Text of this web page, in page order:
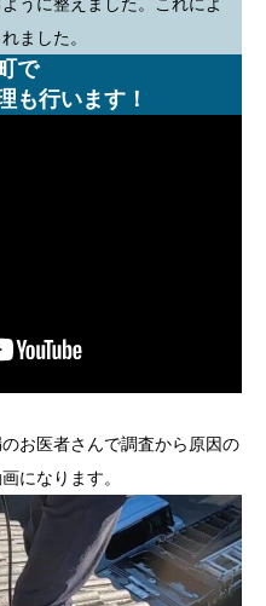
うに整えました。これによ
ました。
で
も行います！
お医者さんで調査から原因の
になります。